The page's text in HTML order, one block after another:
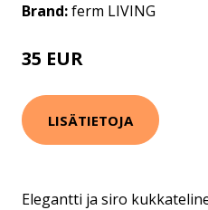
Brand:ferm LIVING
35 EUR
LISÄTIETOJA
Elegantti ja siro